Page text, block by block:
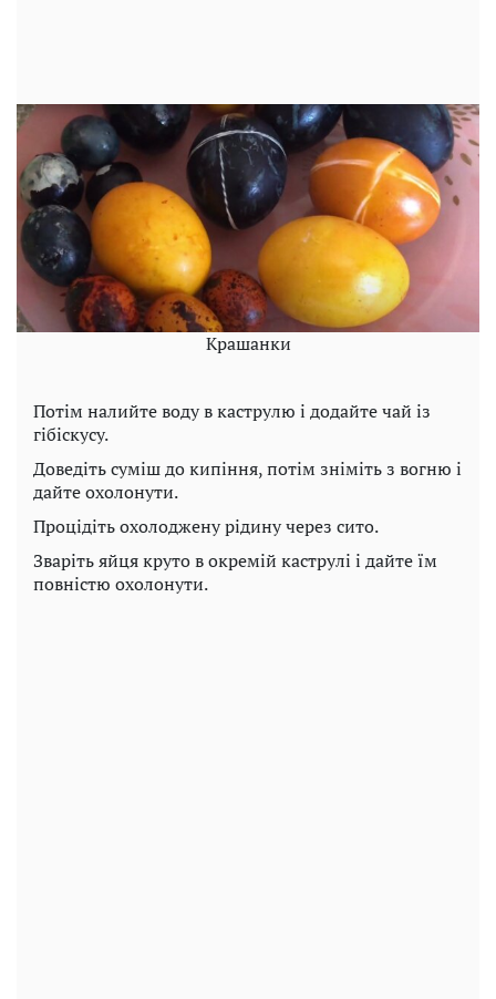
Крашанки
Потім налийте воду в каструлю і додайте чай із
гібіскусу.
Доведіть суміш до кипіння, потім зніміть з вогню і
дайте охолонути.
Процідіть охолоджену рідину через сито.
Зваріть яйця круто в окремій каструлі і дайте їм
повністю охолонути.